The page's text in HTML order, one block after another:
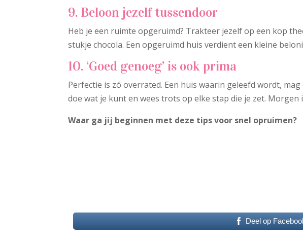
9. Beloon jezelf tussendoor
Heb je een ruimte opgeruimd? Trakteer jezelf op een kop
stukje chocola. Een opgeruimd huis verdient een kleine
10. ‘Goed genoeg’ is ook prima
Perfectie is zó overrated. Een huis waarin geleefd wordt,
doe wat je kunt en wees trots op elke stap die je zet. Morgen
Waar ga jij beginnen met deze tips voor snel opruimen?
Deel op